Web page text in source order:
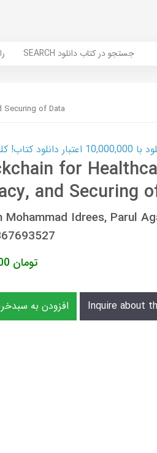
SEARCH جستجو در کتاب دانلود
Securing of Data
کلیک کنید
for
and Securing
Mohammad Idrees, Parul
تومان
افزودن به Inquire about